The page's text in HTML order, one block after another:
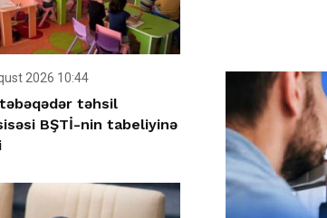
2026 10:44
təhsil
BŞTİ-nin tabeliyinə